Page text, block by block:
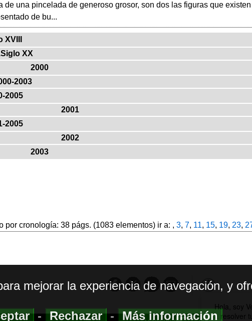
de una pincelada de generoso grosor, son dos las figuras que
de bu...
XVIII
XX
2000
2003
2005
2001
2005
2002
2003
por cronología: 38 págs. (1083 elementos) ir a: , 3, 7, 11, 15, 19, 23,
mejorar la experiencia de navegación, y
-Rechazar-Más información